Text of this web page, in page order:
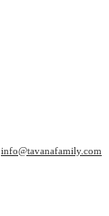
info@tavanafamily.com